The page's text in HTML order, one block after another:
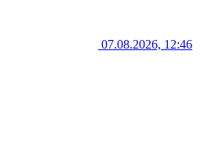
07.08.2026, 12:46